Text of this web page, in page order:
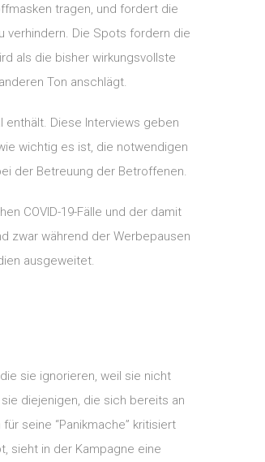
tragen, und fordert die
verhindern. Die Spots fordern die
als die bisher wirkungsvollste
Ton anschlägt.
Diese Interviews geben
wichtig es ist, die notwendigen
der Betreuung der Betroffenen.
COVID-19-Fälle und der damit
zwar während der Werbepausen
ausgeweitet.
sie ignorieren, weil sie nicht
diejenigen, die sich bereits an
seine “Panikmache” kritisiert
sieht in der Kampagne eine